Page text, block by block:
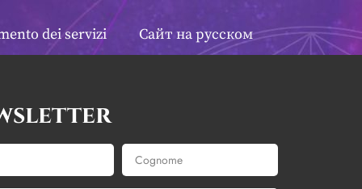
dei servizi Сайт на русском